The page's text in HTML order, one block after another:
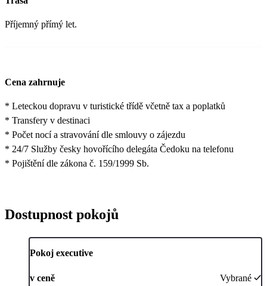
Příjemný přímý let.
Cena zahrnuje
* Leteckou dopravu v turistické třídě včetně tax a poplatků
* Transfery v destinaci
* Počet nocí a stravování dle smlouvy o zájezdu
* 24/7 Služby česky hovořícího delegáta Čedoku na telefonu
* Pojištění dle zákona č. 159/1999 Sb.
Dostupnost pokojů
Pokoj executive
v ceně Vybrané